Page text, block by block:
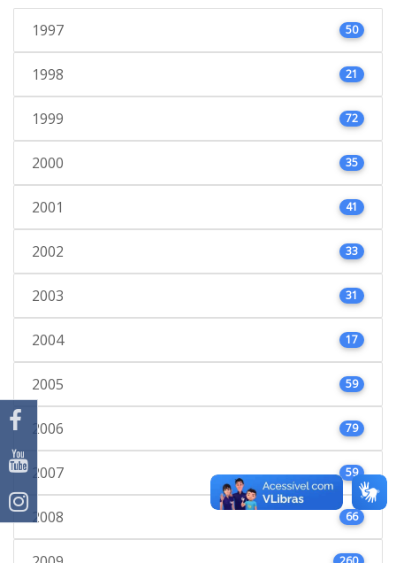
1997 50
1998 21
1999 72
2000 35
2001 41
2002 33
2003 31
2004 17
2005 59
2006 79
2007 59
2008 66